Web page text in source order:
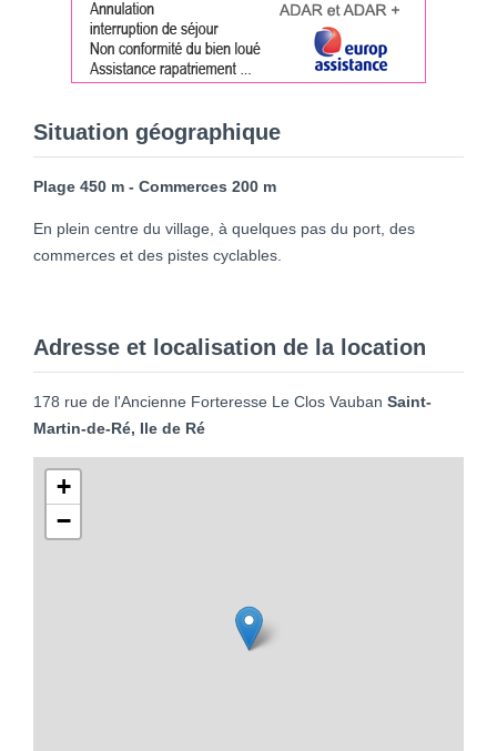
Situation géographique
Plage 450 m - Commerces 200 m
En plein centre du village, à quelques pas du port, des
commerces et des pistes cyclables.
Adresse et localisation de la location
178 rue de l'Ancienne Forteresse Le Clos Vauban Saint-
Martin-de-Ré, Ile de Ré
+
−